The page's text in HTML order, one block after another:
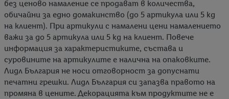
без ценово намаление се продават в количества,
обичайни за едно домакинство (до 5 артикула или 5 kg
на клиент). При артикули с намалени цени намалението
важи за до 5 артикула или 5 kg на клиент. Повече
информация за характеристиките, състава и
суровините на артикулите е налична на опаковките.
Лидл България не носи отговорност за допуснати
печатни грешки. Лидл България си запазва правото на
промяна в цените. Декорацията към продуктите не е